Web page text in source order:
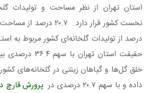
استان تهران از نظر مساحت و تولیدات
درصد از تولیدات گلخانه‌ای کشور مربوط به
حقیقت استان
خلق گل‌ها و گیاهان زینتی در گلخانه‌های
داده و با سهم ۲۰.۷ درصدی در
پرورش قارچ